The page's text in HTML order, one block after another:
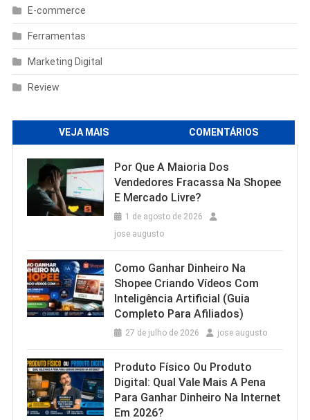
E-commerce
Ferramentas
Marketing Digital
Review
VEJA MAIS COMENTÁRIOS
Por Que A Maioria Dos
Vendedores Fracassa Na Shopee
E Mercado Livre?
1 de agosto de 2026
jose augusto
Como Ganhar Dinheiro Na
Shopee Criando Vídeos Com
Inteligência Artificial (Guia
Completo Para Afiliados)
27 de julho de 2026 jose augusto
Produto Físico Ou Produto
Digital: Qual Vale Mais A Pena
Para Ganhar Dinheiro Na Internet
Em 2026?